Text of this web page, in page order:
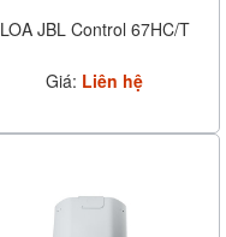
LOA JBL Control 67HC/T
Giá: Liên hệ